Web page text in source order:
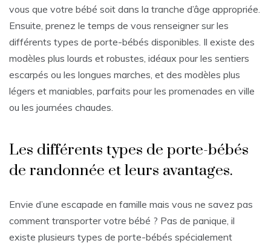
vous que votre bébé soit dans la tranche d’âge appropriée.
Ensuite, prenez le temps de vous renseigner sur les
différents types de porte-bébés disponibles. Il existe des
modèles plus lourds et robustes, idéaux pour les sentiers
escarpés ou les longues marches, et des modèles plus
légers et maniables, parfaits pour les promenades en ville
ou les journées chaudes.
Les différents types de porte-bébés
de randonnée et leurs avantages.
Envie d’une escapade en famille mais vous ne savez pas
comment transporter votre bébé ? Pas de panique, il
existe plusieurs types de porte-bébés spécialement